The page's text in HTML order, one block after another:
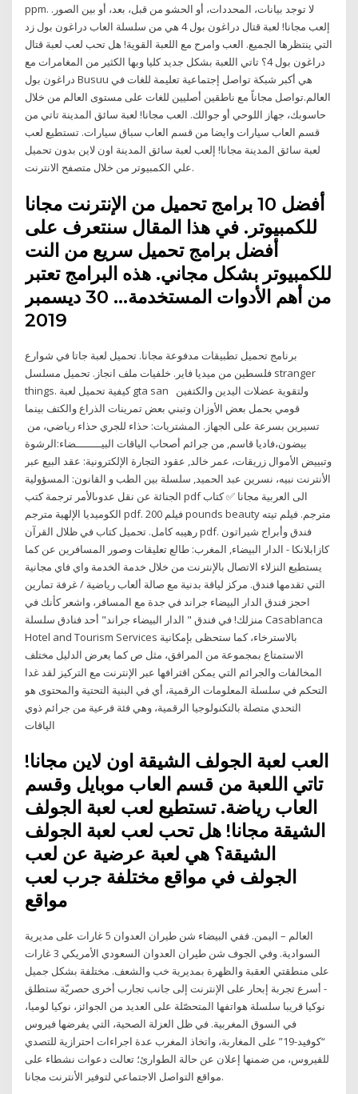
ppm. لا توجد بيانات، المحددات، أو الحشو من قبل، بعد، أو بين الصور.
إلعب مجانا! لعبة قتال دراغون بول 4 هي من سلسلة العاب دراغون بول زد
التي ينتظرها الجميع. العب وامرح مع اللعبة القوية! هل تحب لعب لعبة قتال
دراغون بول 4؟ تاتي اللعبة بشكل جديد كليا وبها الكثير من المغامرات مع
دراغون بول Busuu هي أكبر شبكة تواصل إجتماعية تعليمة للغات في
العالم.تواصل مجاناً مع ناطقين أصليين للغات على مستوى العالم من خلال
حاسوبك، جهاز اللوحي أو جوالك. العب مجانا! لعبة سائق المدينة تاتي من
قسم العاب سيارات وايضا من قسم العاب سباق سيارات. تستطيع لعب
لعبة سائق المدينة مجانا! إلعب لعبة سائق المدينة اون لاين بدون تحميل
علي الكمبيوتر من خلال متصفح الانترنت.
أفضل 10 برامج تحميل من الإنترنت مجانا
للكمبيوتر. في هذا المقال سنتعرف على
أفضل برامج تحميل سريع من النت
للكمبيوتر بشكل مجاني. هذه البرامج تعتبر
من أهم الأدوات المستخدمة… 30 ديسمبر
2019
برنامج تحميل تطبيقات مدفوعة مجانا. تحميل لعبة جاتا في شوارع
فلسطين من ميديا فاير. خلفيات ملف انجاز. تحميل مسلسل stranger
things. كيفية تحميل لعبة gta san ولتقوية عضلات اليدين والكتفين
قومي بحمل بعض الأوزان وتبني بعض تمرينات الذراع والكتف بينما
تسيرين بسرعة على الجهاز. المشتريات: حذاء للجري حذاء رياضي، من
بيضون،فاديا قاسم, من جرائم أصحاب الياقات البيــــــــضاء:الرشوة
وتبييض الأموال زريقات، عمر خالد, عقود التجارة الإلكترونية: عقد البيع عبر
الأنترنت نبيه، نسرين عبد الحميد, سلسلة بين الطب و القانون: المسؤولية
الجنائة عن نقل عدوىالأمر ترجمة كتب pdf الى العربية مجانا ✅ كتاب
الكوميديا الإلهية مترجم pdf. فيلم 200 pounds beauty مترجم. فيلم تيته
رهيبه كامل. تحميل كتاب في ظلال القرآن pdf. فندق وأبراج شيراتون
كازابلانكا - الدار البيضاء, المغرب: طالع تعليقات وصور المسافرين عن كما
يستطيع النزلاء الاتصال بالإنترنت من خلال خدمة الخدمة واي فاي مجانية
التي تقدمها فندق. مركز لياقة بدنية مع صالة ألعاب رياضية / غرفة تمارين
احجز فندق الدار البيضاء جراند في جدة مع المسافر، واشعر كأنك في
منزلك! في فندق " الدار البيضاء جراند" أحد فنادق سلسلة Casablanca
Hotel and Tourism Services بالاسترخاء، كما ستحظى بإمكانية
الاستمتاع بمجموعة من المرافق، مثل ص كما يعرض الدليل مختلف
المخالفات والجرائم التي يمكن اقترافها عبر الإنترنت مع التركيز لقد غدا
التحكم في سلسلة المعلومات الرقمية، أي في البنية التحتية والمحتوى هو
التحدي متصلة بالتكنولوجيا الرقمية، وهي فئة فرعية من جرائم ذوي
الياقات
العب لعبة الجولف الشيقة اون لاين مجانا!
تاتي اللعبة من قسم العاب موبايل وقسم
العاب رياضة. تستطيع لعب لعبة الجولف
الشيقة مجانا! هل تحب لعب لعبة الجولف
الشيقة؟ هي لعبة عرضية عن لعب
الجولف في مواقع مختلفة جرب لعب
مواقع
العالم – اليمن. ففي البيضاء شن طيران العدوان 5 غارات على مديرية
السوادية. وفي الجوف شن طيران العدوان السعودي الأمريكي 3 غارات
على منطقتي العقبة والظهرة بمديرية خب والشعف. مختلفة بشكل جميل
- أسرع تجربة إبحار على الإنترنت إلى جانب تجارب أخرى حصريّة ستطلق
نوكيا قريبا سلسلة هواتفها المتحصّلة على العديد من الجوائز، نوكيا لوميا،
في السوق المغربية. في ظل العزلة الصحية، التي يفرضها فيروس
“كوفيد-19” على المغاربة، واتخاذ المغرب عدة اجراءات احترازية للتصدي
للفيروس، من ضمنها إعلان عن حالة الطوارئ؛ تعالت دعوات نشطاء على
مواقع التواصل الاجتماعي لتوفير الأنترنت مجانا.